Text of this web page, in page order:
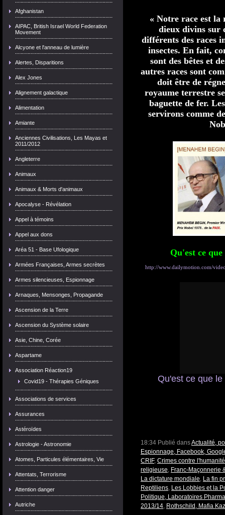
Afghanistan
AIPAC, British Israel World Federation
Movement
Alcyone et l'anneau de lumière
Alertes, Disparitions
Alex Jones
Alignement galactique
Alimentation
Amiante
Anciennes Civilisations, Les Mayas et
2011/2012
Angleterre
Animaux
Animaux & Morts d'animaux
Apocalyse - Révélation
Appel à témoins
Appel aux dons
Aréa 51 - Base Ufologique
Armées Françaises, Armes secrètes
Armes silencieuses, Espionnage
Arnaques, Mensonges, Propagande
Ascension de la Terre
Ascension du Système solaire
Asie, Chine, Corée
Aspartame
Association Réaction19
Covid19 - Thérapies Géniques
Associations de services
Assurances
Astéroïdes
Astrologie - Astronomie
Atomes, Particules élémentaires, Vie
Attentats, Terrorisme
Attention danger
Autriche
« Notre race est la
dieux divins sur
différents des races
insectes. En fait,
sont des bêtes et
autres races sont
doit être de
royaume terrestre
baguette de fer.
servirons comme
Qu'est ce
http://www.dailymotion.com/
Qu'est ce que
18:34 Publié dansActualité,
Espionnage, Facebook,
CRIF, Crimes contre
religieuse, Franc-Maçonnerie
La dictature mondiale, La fin
Reptiliens, Les Lobbies et la
Politique, Laboratoires
2013/14, Rothschild, Mafia